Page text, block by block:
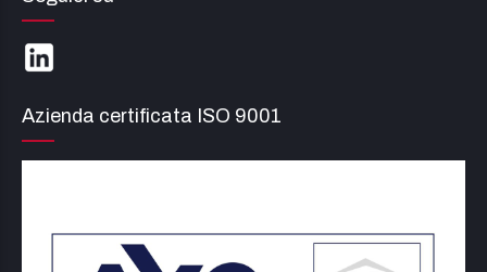
Seguici su
Azienda certificata ISO 9001